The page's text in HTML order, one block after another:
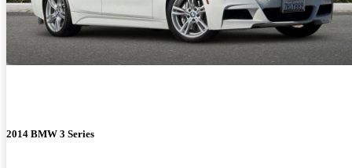
2014 BMW 3 Series